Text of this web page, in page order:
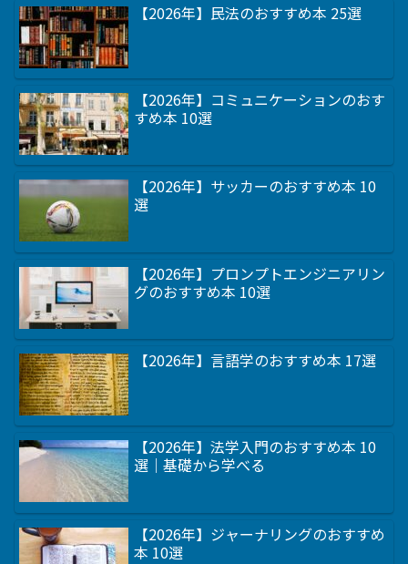
【2026年】民法のおすすめ本 25選
【2026年】コミュニケーションのおす
すめ本 10選
【2026年】サッカーのおすすめ本 10
選
【2026年】プロンプトエンジニアリン
グのおすすめ本 10選
【2026年】言語学のおすすめ本 17選
【2026年】法学入門のおすすめ本 10
選｜基礎から学べる
【2026年】ジャーナリングのおすすめ
本 10選